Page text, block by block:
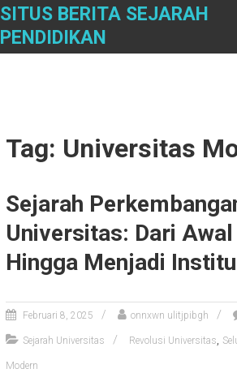
Skip
content
SITUS BERITA SEJARAH
PENDIDIKAN
Tag: Universitas
Sejarah
Universitas: Dari
Hingga Menjadi
Februari 8, 2025 onnxwn ulitjpibgh
Sejarah Universitas Revolusi Universitas,
Modern